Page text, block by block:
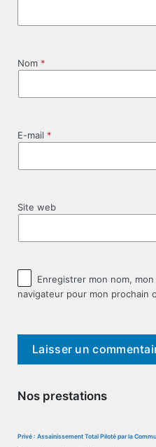
Nom *
E-mail *
Site web
Enregistrer mon nom,
navigateur pour mon prochain
Nos prestations
Privé : Assainissement Total Piloté par la